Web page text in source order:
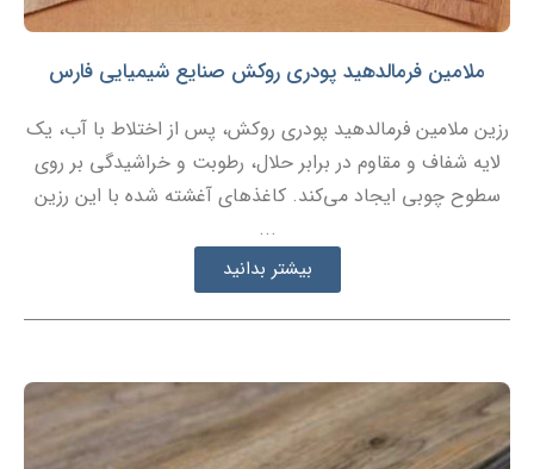
ملامین فرمالدهید پودری روکش صنایع شیمیایی فارس
رزین ملامین فرمالدهید پودری روکش، پس از اختلاط با آب، یک
لایه شفاف و مقاوم در برابر حلال، رطوبت و خراشیدگی بر روی
سطوح چوبی ایجاد می‌کند. کاغذهای آغشته شده با این رزین
...
بیشتر بدانید